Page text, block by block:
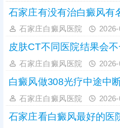
石家庄有没有治白癜风有
石家庄白癜风医院
皮肤CT不同医院结果会
石家庄白癜风医院
白癜风做308光疗中途中
石家庄白癜风医院
石家庄看白癜风最好的医